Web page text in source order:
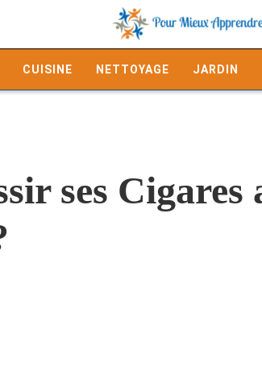
CUISINE NETTOYAGE JARDIN
ses